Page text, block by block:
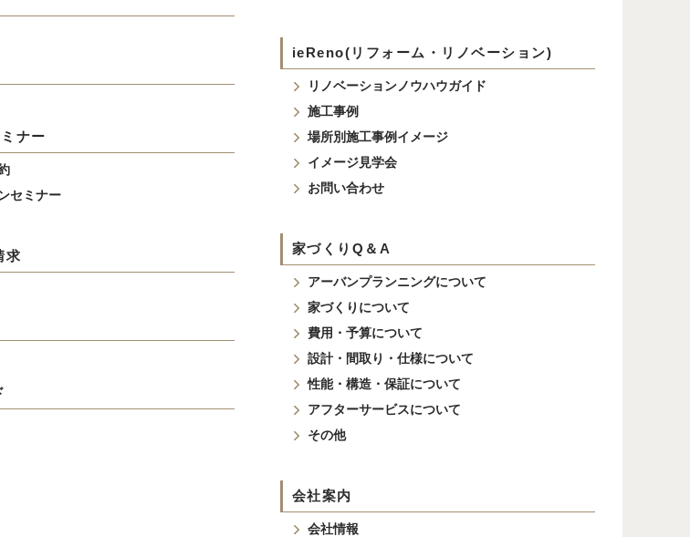
ナー
セミナー
求
ieReno(リフォーム・リノベーション)
リノベーションノウハウガイド
施工事例
場所別施工事例イメージ
イメージ見学会
お問い合わせ
家づくりQ＆A
アーバンプランニングについて
家づくりについて
費用・予算について
設計・間取り・仕様について
性能・構造・保証について
アフターサービスについて
その他
会社案内
会社情報